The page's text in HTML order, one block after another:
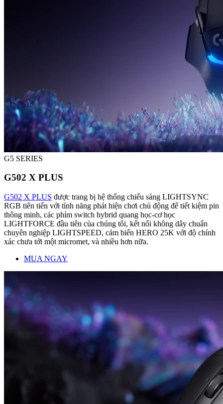
G5 SERIES
G502 X PLUS
G502 X PLUS được trang bị hệ thống chiếu sáng LIGHTSYNC
RGB tiên tiến với tính năng phát hiện chơi chủ động để tiết kiệm pin
thông minh, các phím switch hybrid quang học-cơ học
LIGHTFORCE đầu tiên của chúng tôi, kết nối không dây chuẩn
chuyên nghiệp LIGHTSPEED, cảm biến HERO 25K với độ chính
xác chưa tới một micromet, và nhiều hơn nữa.
MUA NGAY